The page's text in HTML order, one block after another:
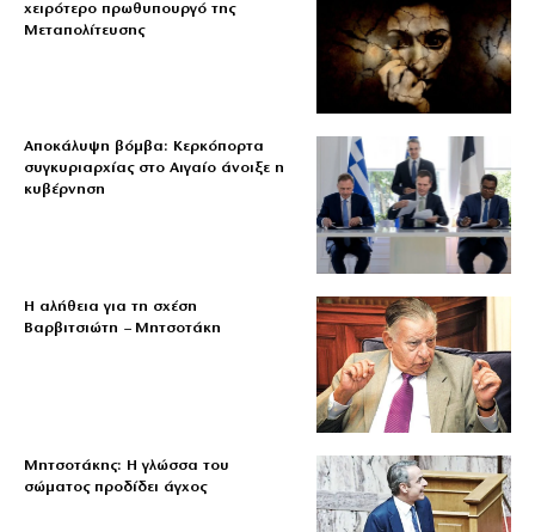
χειρότερο πρωθυπουργό της
Μεταπολίτευσης
Αποκάλυψη βόμβα: Κερκόπορτα
συγκυριαρχίας στο Αιγαίο άνοιξε η
κυβέρνηση
Η αλήθεια για τη σχέση
Βαρβιτσιώτη – Μητσοτάκη
Μητσοτάκης: Η γλώσσα του
σώματος προδίδει άγχος